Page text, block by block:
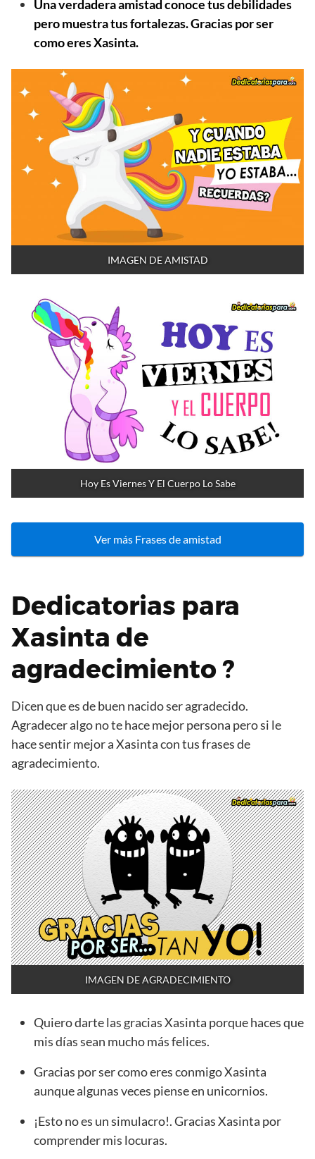
Una verdadera amistad conoce tus debilidades
pero muestra tus fortalezas. Gracias por ser
como eres Xasinta.
IMAGEN DE AMISTAD
Hoy Es Viernes Y El Cuerpo Lo Sabe
Ver más Frases de amistad
Dedicatorias para
Xasinta de
agradecimiento ?
Dicen que es de buen nacido ser agradecido.
Agradecer algo no te hace mejor persona pero si le
hace sentir mejor a Xasinta con tus frases de
agradecimiento.
IMAGEN DE AGRADECIMIENTO
Quiero darte las gracias Xasinta porque haces que
mis días sean mucho más felices.
Gracias por ser como eres conmigo Xasinta
aunque algunas veces piense en unicornios.
¡Esto no es un simulacro!. Gracias Xasinta por
comprender mis locuras.